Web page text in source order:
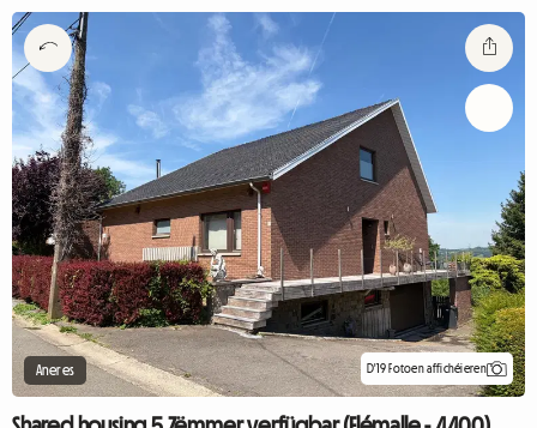
Aneres D'19 Fotoen affichéieren